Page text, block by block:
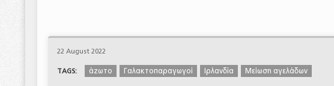
22 August 2022
TAGS: άζωτο Γαλακτοπαραγωγοί Ιρλανδία Μείωση αγελάδων